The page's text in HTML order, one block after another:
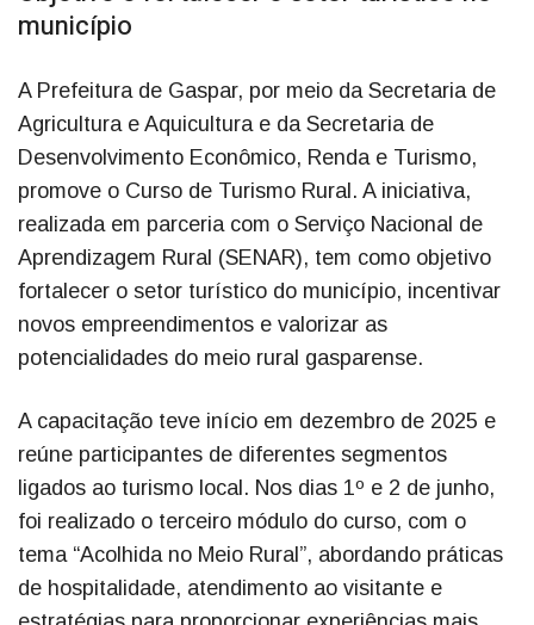
município
A Prefeitura de Gaspar, por meio da Secretaria de
Agricultura e Aquicultura e da Secretaria de
Desenvolvimento Econômico, Renda e Turismo,
promove o Curso de Turismo Rural. A iniciativa,
realizada em parceria com o Serviço Nacional de
Aprendizagem Rural (SENAR), tem como objetivo
fortalecer o setor turístico do município, incentivar
novos empreendimentos e valorizar as
potencialidades do meio rural gasparense.
A capacitação teve início em dezembro de 2025 e
reúne participantes de diferentes segmentos
ligados ao turismo local. Nos dias 1º e 2 de junho,
foi realizado o terceiro módulo do curso, com o
tema “Acolhida no Meio Rural”, abordando práticas
de hospitalidade, atendimento ao visitante e